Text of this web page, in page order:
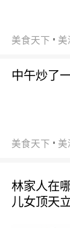
美食天下 美
中午炒了
美食天下 美
林家人在
儿女顶天